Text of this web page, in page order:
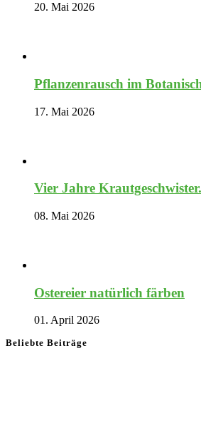
20. Mai 2026
Pflanzenrausch im
17. Mai 2026
Vier Jahre
08. Mai 2026
Ostereier natürlich färben
01. April 2026
Beliebte Beiträge